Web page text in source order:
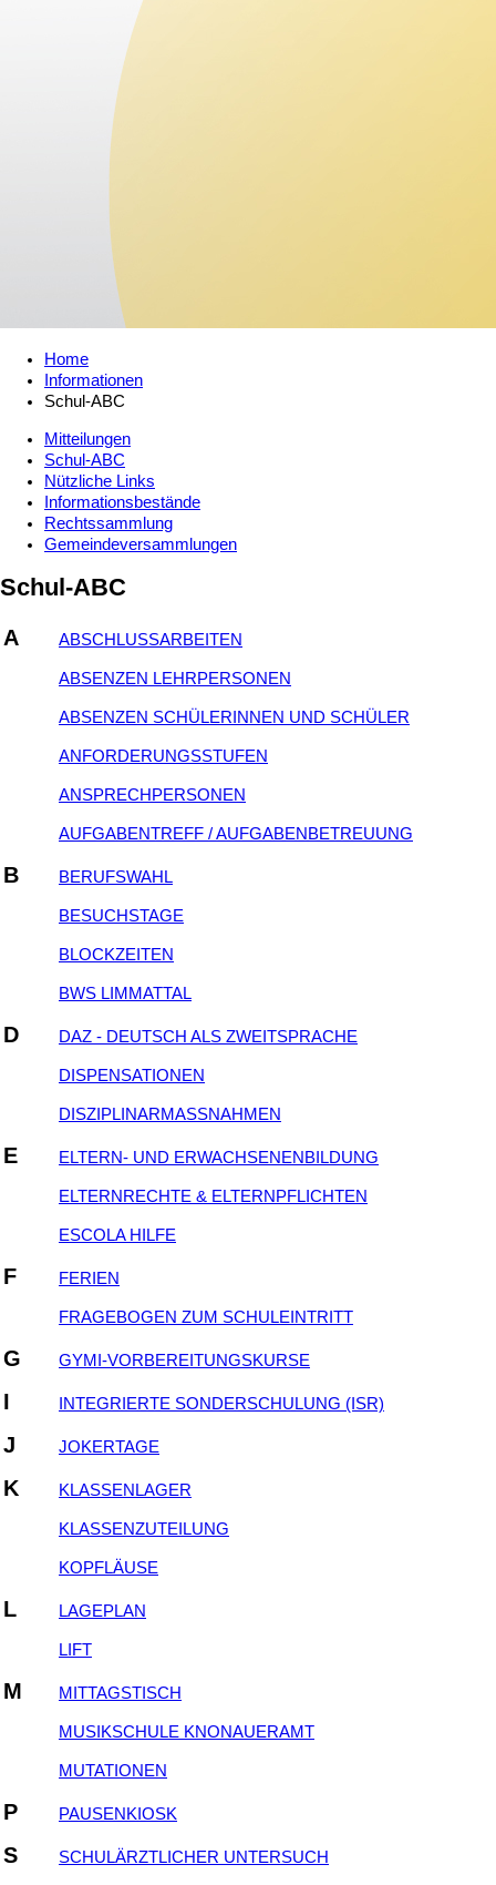
Home
Informationen
Schul-ABC
Mitteilungen
Schul-ABC
Nützliche Links
Informationsbestände
Rechtssammlung
Gemeindeversammlungen
Schul-ABC
A ABSCHLUSSARBEITEN
ABSENZEN LEHRPERSONEN
ABSENZEN SCHÜLERINNEN UND SCHÜLER
ANFORDERUNGSSTUFEN
ANSPRECHPERSONEN
AUFGABENTREFF / AUFGABENBETREUUNG
B BERUFSWAHL
BESUCHSTAGE
BLOCKZEITEN
BWS LIMMATTAL
D DAZ - DEUTSCH ALS ZWEITSPRACHE
DISPENSATIONEN
DISZIPLINARMASSNAHMEN
E ELTERN- UND ERWACHSENENBILDUNG
ELTERNRECHTE & ELTERNPFLICHTEN
ESCOLA HILFE
F FERIEN
FRAGEBOGEN ZUM SCHULEINTRITT
G GYMI-VORBEREITUNGSKURSE
I INTEGRIERTE SONDERSCHULUNG (ISR)
J JOKERTAGE
K KLASSENLAGER
KLASSENZUTEILUNG
KOPFLÄUSE
L LAGEPLAN
LIFT
M MITTAGSTISCH
MUSIKSCHULE KNONAUERAMT
MUTATIONEN
P PAUSENKIOSK
S SCHULÄRZTLICHER UNTERSUCH